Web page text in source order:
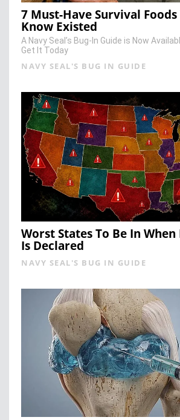
7 Must-Have Survival
Know Existed
A Navy Seal’s Bug-In Guide is Now
Get It Today
NAVY SEAL'S BUG IN GUIDE
Worst States To Be In
Is Declared
NAVY SEAL'S BUG IN GUIDE